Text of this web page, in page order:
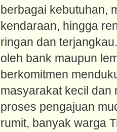
berbagai kebutuhan,
kendaraan, hingga
ringan dan
oleh bank maupun
berkomitmen
masyarakat kecil dan
proses pengajuan
rumit, banyak warga